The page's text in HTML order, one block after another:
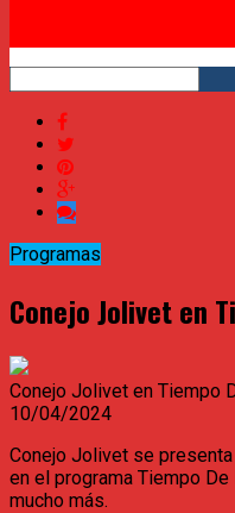
Programas
Conejo Jolivet en
Conejo Jolivet en Tiempo
10/04/2024
Conejo Jolivet se
en el programa Tiempo De
mucho más.